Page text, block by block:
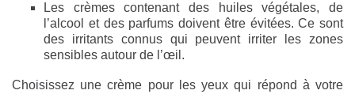
Les crèmes contenant des huiles végétales, de
l’alcool et des parfums doivent être évitées. Ce sont
des irritants connus qui peuvent irriter les zones
sensibles autour de l’œil.
Choisissez une crème pour les yeux qui répond à votre